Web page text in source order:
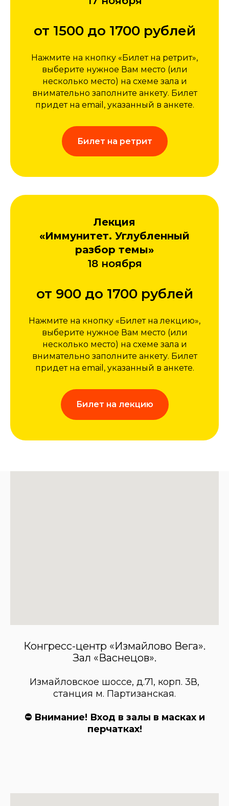
от 1500 до 1700 рублей
Нажмите на кнопку «Билет на ретрит»,
выберите нужное Вам место (или
несколько место) на схеме зала и
внимательно заполните анкету. Билет
придет на email, указанный в анкете.
Билет на ретрит
Лекция
«Иммунитет. Углубленный
разбор темы»
18 ноября
от 900 до 1700 рублей
Нажмите на кнопку «Билет на лекцию»,
выберите нужное Вам место (или
несколько место) на схеме зала и
внимательно заполните анкету. Билет
придет на email, указанный в анкете.
Билет на лекцию
Конгресс-центр «Измайлово Вега».
Зал «Васнецов».
Измайловское шоссе, д.71, корп. 3В,
станция м. Партизанская.
⛔ Внимание! Вход в залы в масках и
перчатках!